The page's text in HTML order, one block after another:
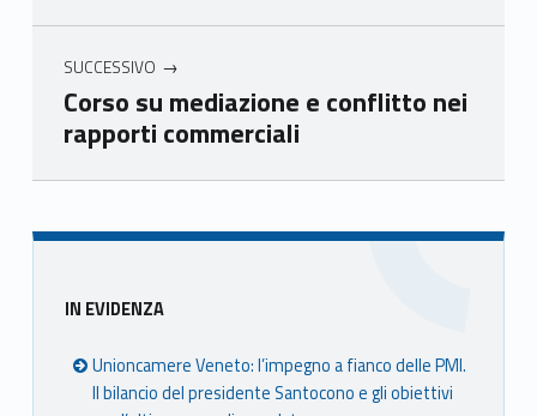
SUCCESSIVO
Corso su mediazione e conflitto nei
rapporti commerciali
Skip back to main navigation
Sidebar
IN EVIDENZA
Unioncamere Veneto: l’impegno a fianco delle PMI.
Il bilancio del presidente Santocono e gli obiettivi